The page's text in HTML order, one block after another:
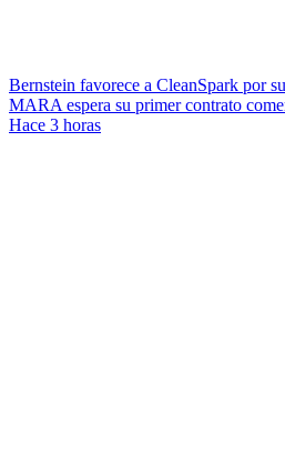
Bernstein favorece a CleanSpark por
MARA espera su primer contrato
Hace 3 horas